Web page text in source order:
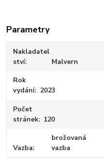
Parametry
Nakladatel
ství
Malvern
Rok
vydání
2023
Počet
stránek
120
Vazba
brožovaná
vazba